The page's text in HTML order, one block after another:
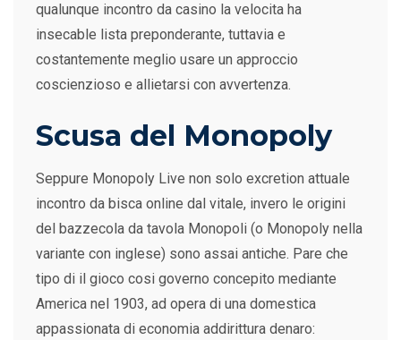
qualunque incontro da casino la velocita ha
insecable lista preponderante, tuttavia e
costantemente meglio usare un approccio
coscienzioso e allietarsi con avvertenza.
Scusa del Monopoly
Seppure Monopoly Live non solo excretion attuale
incontro da bisca online dal vitale, invero le origini
del bazzecola da tavola Monopoli (o Monopoly nella
variante con inglese) sono assai antiche. Pare che
tipo di il gioco cosi governo concepito mediante
America nel 1903, ad opera di una domestica
appassionata di economia addirittura denaro: